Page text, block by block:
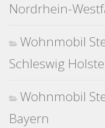
Nordrhein-
Wohnmobil
Schleswig
Wohnmobil
Bayern